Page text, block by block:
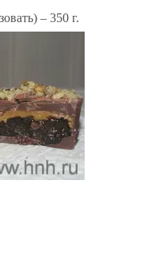
– 350 г.